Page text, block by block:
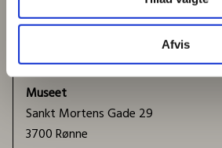
Afvis
Center
3700 Rønne
Museet
Sankt Mortens Gade 29
3700 Rønne